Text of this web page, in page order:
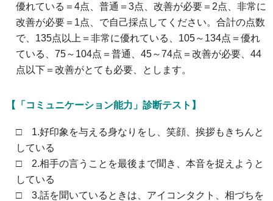
優れている＝4点、普通＝3点、改善が必要＝2点、非常に
改善が必要＝1点、で自己採点してください。合計の点数
で、135点以上＝非常に優れている、105～134点＝優れ
ている、75～104点＝普通、45～74点＝改善が必要、44
点以下＝改善がとても必要、とします。
【「コミュニケーション能力」診断テスト】
□ 1.好印象を与える身なりをし、笑顔、挨拶もきちんと
している
□ 2.相手の言うことを最後まで聞き、本音を捉えようと
している
□ 3.話を聞いているときは、アイコンタクト、相づちを